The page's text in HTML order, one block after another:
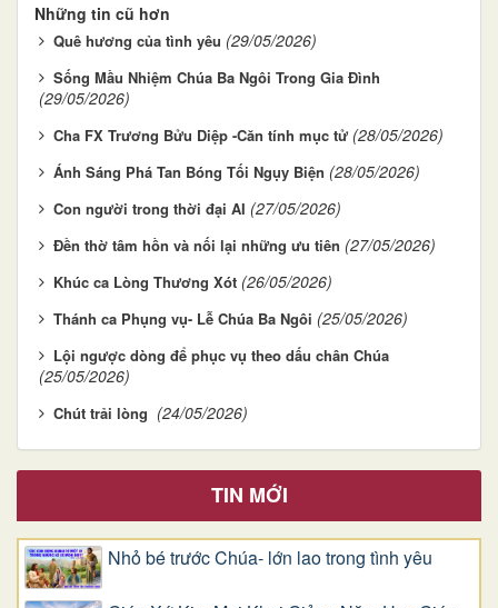
Những tin cũ hơn
Quê hương của tình yêu (29/05/2026)
Sống Mầu Nhiệm Chúa Ba Ngôi Trong Gia Đình
(29/05/2026)
Cha FX Trương Bửu Diệp -Căn tính mục tử (28/05/2026)
Ánh Sáng Phá Tan Bóng Tối Ngụy Biện (28/05/2026)
Con người trong thời đại AI (27/05/2026)
Đền thờ tâm hồn và nối lại những ưu tiên (27/05/2026)
Khúc ca Lòng Thương Xót (26/05/2026)
Thánh ca Phụng vụ- Lễ Chúa Ba Ngôi (25/05/2026)
Lội ngược dòng để phục vụ theo dấu chân Chúa
(25/05/2026)
Chút trải lòng (24/05/2026)
TIN MỚI
Nhỏ bé trước Chúa- lớn lao trong tình yêu